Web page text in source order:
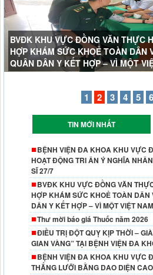
BVĐK KHU VỰC ĐỒNG VĂN THỰC
HỢP KHÁM SỨC KHOẺ TOÀN DÂN
QUÂN DÂN Y KẾT HỢP – VÌ MỘT
1 2 3 4 5 6
TIN MỚI NHẤT
BỆNH VIỆN ĐA KHOA KHU VỰC
HOẠT ĐỘNG TRI ÂN Ý NGHĨA
SĨ 27/7
BVĐK KHU VỰC ĐỒNG VĂN
HỢP KHÁM SỨC KHOẺ TOÀN DÂN
DÂN Y KẾT HỢP – VÌ MỘT VIỆT
Thư mời báo giá Thuốc năm 2026
ĐIỀU TRỊ ĐỘT QUỴ KỊP THỜI –
GIAN VÀNG” TẠI BỆNH VIỆN ĐA
BỆNH VIỆN ĐA KHOA KHU VỰC
THẮNG LƯỠI BẰNG DAO DIỆN